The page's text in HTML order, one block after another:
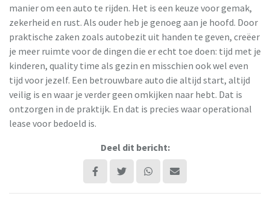
manier om een auto te rijden. Het is een keuze voor gemak,
zekerheid en rust. Als ouder heb je genoeg aan je hoofd. Door
praktische zaken zoals autobezit uit handen te geven, creëer
je meer ruimte voor de dingen die er echt toe doen: tijd met je
kinderen, quality time als gezin en misschien ook wel even
tijd voor jezelf. Een betrouwbare auto die altijd start, altijd
veilig is en waar je verder geen omkijken naar hebt. Dat is
ontzorgen in de praktijk. En dat is precies waar operational
lease voor bedoeld is.
Deel dit bericht: